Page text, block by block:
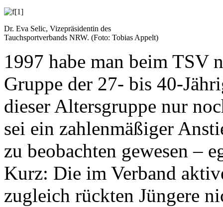
[1]
Dr. Eva Selic, Vizepräsidentin des
Tauchsportverbands NRW. (Foto: Tobias Appelt)
1997 habe man beim TSV
Gruppe der 27- bis 40-
dieser Altersgruppe nur
sei ein zahlenmäßiger
zu beobachten gewesen –
Kurz: Die im Verband
zugleich rückten Jüngere